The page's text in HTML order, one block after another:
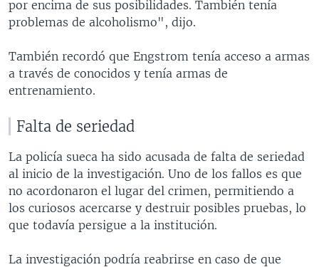
por encima de sus posibilidades. También tenía
problemas de alcoholismo", dijo.
También recordó que Engstrom tenía acceso a armas
a través de conocidos y tenía armas de
entrenamiento.
Falta de seriedad
La policía sueca ha sido acusada de falta de seriedad
al inicio de la investigación. Uno de los fallos es que
no acordonaron el lugar del crimen, permitiendo a
los curiosos acercarse y destruir posibles pruebas, lo
que todavía persigue a la institución.
La investigación podría reabrirse en caso de que